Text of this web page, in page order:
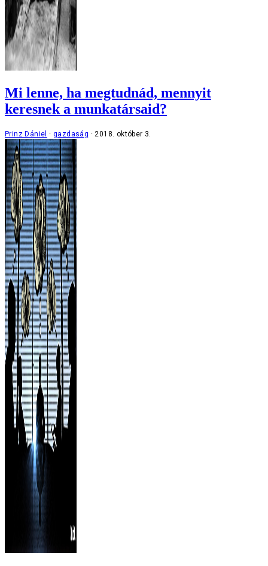
Mi lenne, ha megtudnád, mennyit
keresnek a munkatársaid?
Prinz Dániel gazdaság 2018. október 3.